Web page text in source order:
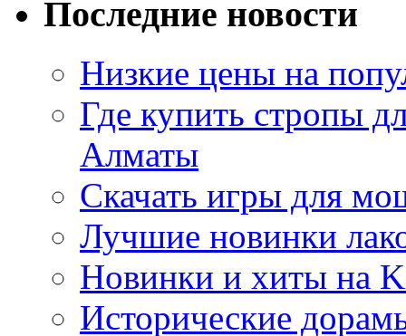
Последние новости
Низкие цены на
Где купить стропы
Алматы
Скачать игры для
Лучшие новинки
Новинки и хиты на
Исторические